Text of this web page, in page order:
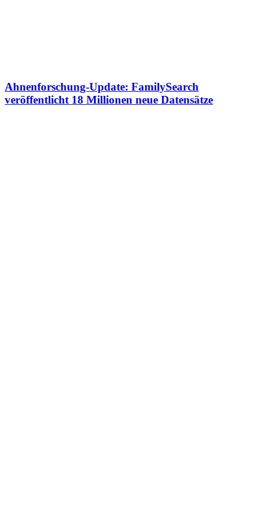
Ahnenforschung-Update: FamilySearch
veröffentlicht 18 Millionen neue Datensätze